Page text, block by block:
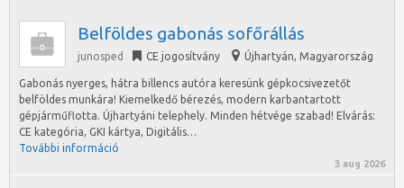
Belföldes gabonás sofőrállás
junosped CE jogosítvány Újhartyán, Magyarország
Gabonás nyerges, hátra billencs autóra keresünk gépkocsivezetőt
belföldes munkára! Kiemelkedő bérezés, modern karbantartott
gépjárműflotta. Újhartyáni telephely. Minden hétvége szabad! Elvárás:
CE kategória, GKI kártya, Digitális…
További információ
3 aug 2026